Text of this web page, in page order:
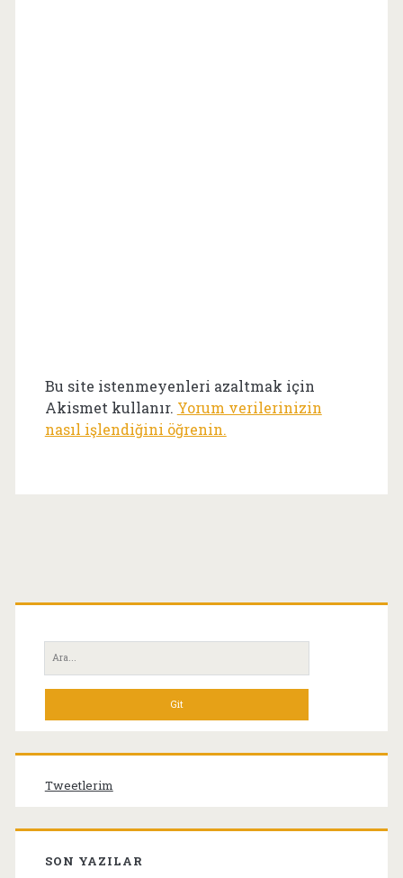
Bu site istenmeyenleri azaltmak için
Akismet kullanır. Yorum verilerinizin
nasıl işlendiğini öğrenin.
Birincil
Yan
Menü
Ara:
Tweetlerim
SON YAZILAR